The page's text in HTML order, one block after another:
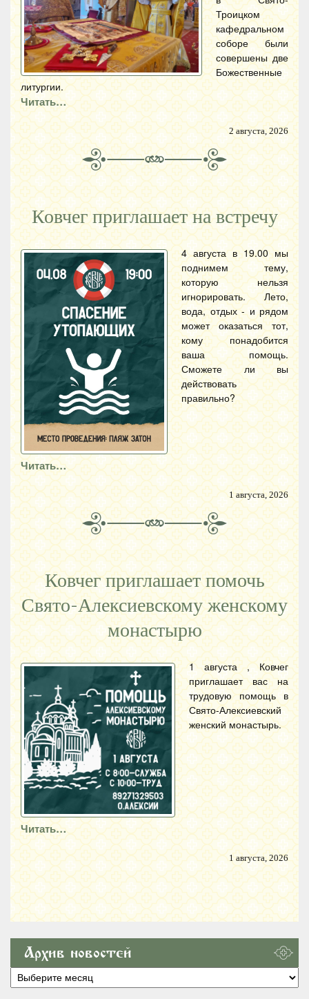
Троицком
кафедральном
соборе были
совершены две
Божественные
литургии.
Читать…
2 августа, 2026
Ковчег приглашает на встречу
4 августа в 19.00 мы
поднимем тему,
которую нельзя
игнорировать. Лето,
вода, отдых - и рядом
может оказаться тот,
кому понадобится
ваша помощь.
Сможете ли вы
действовать
правильно?
Читать…
1 августа, 2026
Ковчег приглашает помочь
Свято-Алексиевскому женскому
монастырю
1 августа , Ковчег
приглашает вас на
трудовую помощь в
Свято-Алексиевский
женский монастырь.
Читать…
1 августа, 2026
Архив новостей
Архив
новостей